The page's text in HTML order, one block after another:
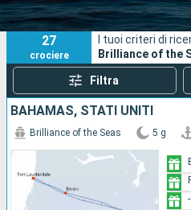
Porti
27
crociere
I tuoi criteri di
Brilliance of the
Filtra
BAHAMAS, STATI UNITI
Brilliance of the Seas 5 g